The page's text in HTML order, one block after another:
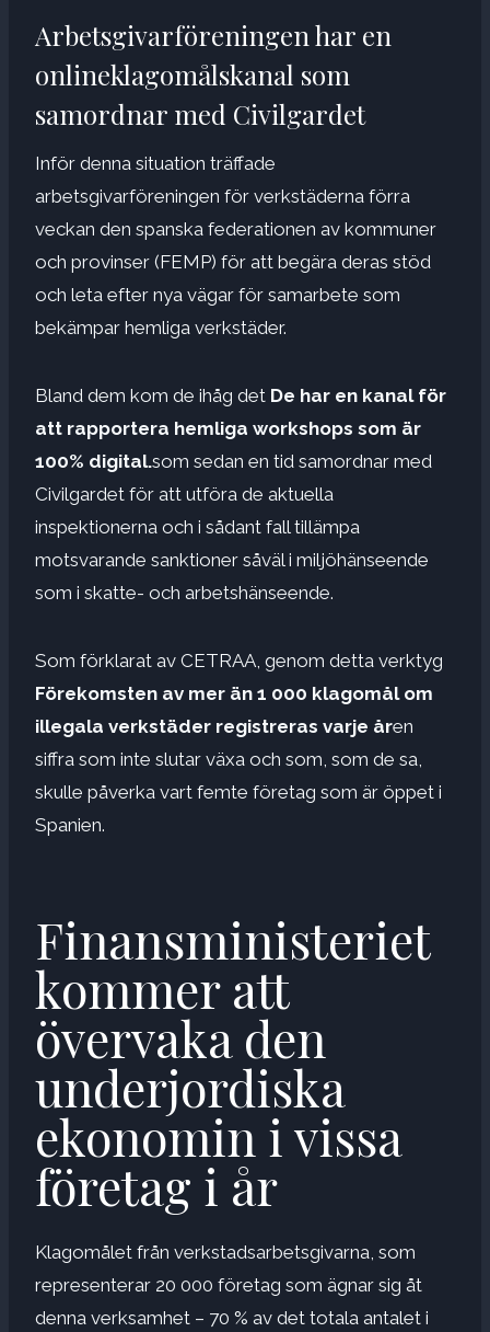
Arbetsgivarföreningen har en
onlineklagomålskanal som
samordnar med Civilgardet
Inför denna situation träffade
arbetsgivarföreningen för verkstäderna förra
veckan den spanska federationen av kommuner
och provinser (FEMP) för att begära deras stöd
och leta efter nya vägar för samarbete som
bekämpar hemliga verkstäder.
Bland dem kom de ihåg det De har en kanal för
att rapportera hemliga workshops som är
100% digital.som sedan en tid samordnar med
Civilgardet för att utföra de aktuella
inspektionerna och i sådant fall tillämpa
motsvarande sanktioner såväl i miljöhänseende
som i skatte- och arbetshänseende.
Som förklarat av CETRAA, genom detta verktyg
Förekomsten av mer än 1 000 klagomål om
illegala verkstäder registreras varje åren
siffra som inte slutar växa och som, som de sa,
skulle påverka vart femte företag som är öppet i
Spanien.
Finansministeriet
kommer att
övervaka den
underjordiska
ekonomin i vissa
företag i år
Klagomålet från verkstadsarbetsgivarna, som
representerar 20 000 företag som ägnar sig åt
denna verksamhet – 70 % av det totala antalet i